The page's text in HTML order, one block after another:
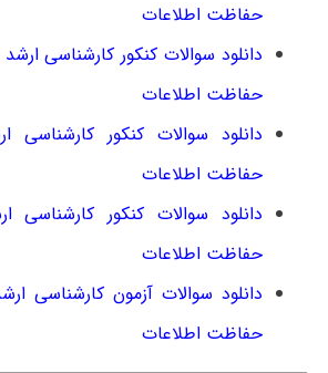
حفاظت اطلاعات
حفاظت اطلاعات
حفاظت اطلاعات
حفاظت اطلاعات
حفاظت اطلاعات